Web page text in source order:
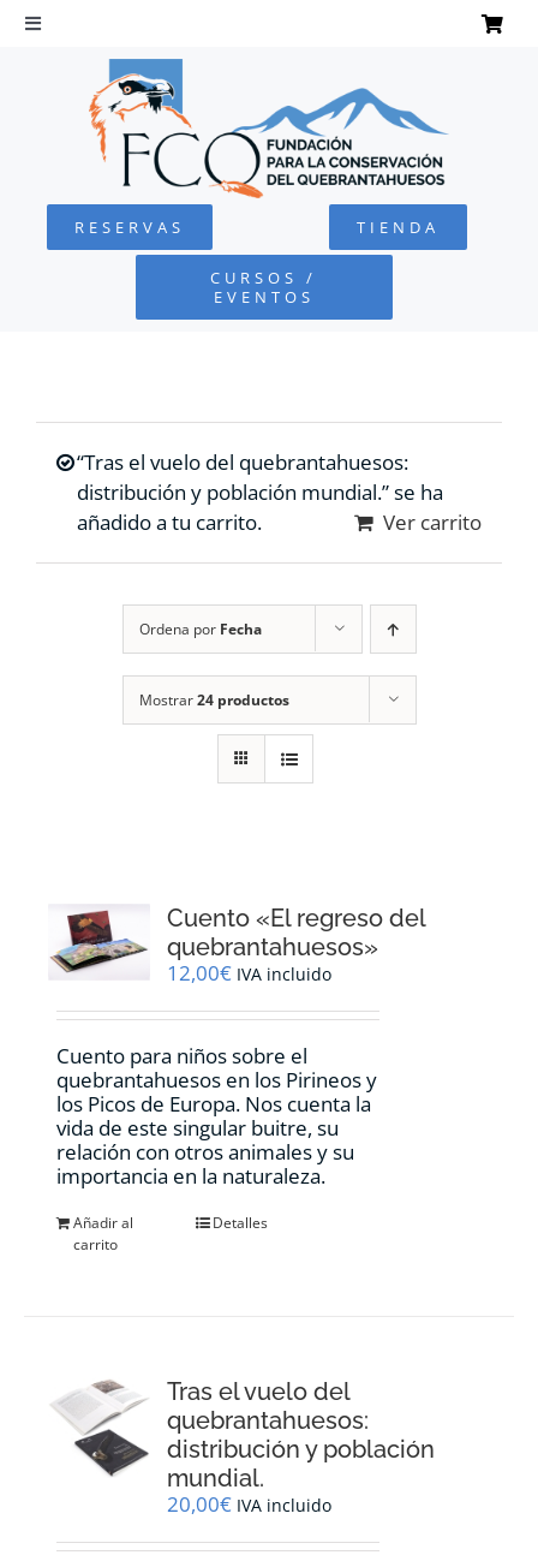
Saltar
Toggle
Navigation
QUEBRANTAHUESOS
FUNDACIÓN
COLABORA
RECURSOS
CONTACTO
RESERVAS TIENDA
CURSOS /
EVENTOS
“Tras el vuelo del quebrantahuesos:
distribución y población mundial.” se ha
añadido a tu carrito.
Ver carrito
Ordena por Fecha
Mostrar24 productos
Cuento «El regreso del
quebrantahuesos»
12,00€ IVA incluido
Cuento para niños sobre el
quebrantahuesos en los Pirineos y
los Picos de Europa. Nos cuenta la
vida de este singular buitre, su
relación con otros animales y su
importancia en la naturaleza.
Añadir al
carrito
Detalles
Tras el vuelo del
quebrantahuesos:
distribución y población
mundial.
20,00€ IVA incluido